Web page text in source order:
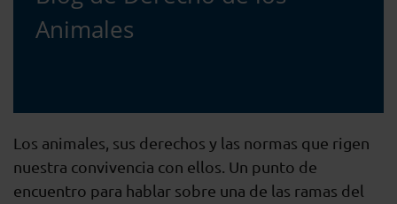
Animales
Los animales, sus derechos y las normas que rigen
nuestra convivencia con ellos. Un punto de
encuentro para hablar sobre una de las ramas del